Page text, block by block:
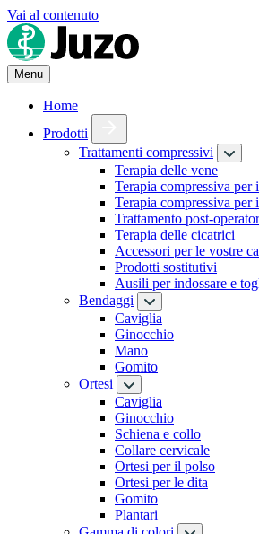
Vai al contenuto
Menu
Home
Prodotti
Trattamenti compressivi
Terapia delle vene
Terapia compressiva per
Terapia compressiva per
Trattamento post-
Terapia delle cicatrici
Accessori per le vostre
Prodotti sostitutivi
Ausili per indossare e
Bendaggi
Caviglia
Ginocchio
Mano
Gomito
Ortesi
Caviglia
Ginocchio
Schiena e collo
Collare cervicale
Ortesi per il polso
Ortesi per le dita
Gomito
Plantari